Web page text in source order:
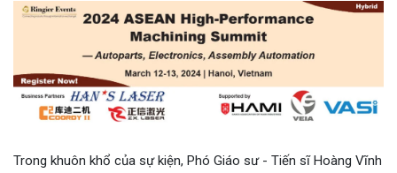
Trong khuôn khổ của sự kiện, Phó Giáo sư - Tiến sĩ Hoàng Vĩnh